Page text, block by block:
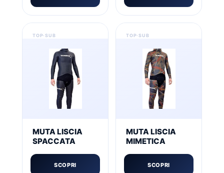
MUTA LISCIA
SPACCATA
SCOPRI
MUTA LISCIA
MIMETICA
SCOPRI